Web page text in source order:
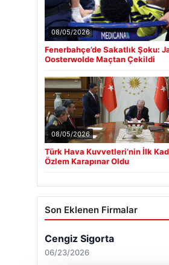
08/05/2026
Fenerbahçe’de Sakatlık Şoku:
Oosterwolde Maçtan Çekildi
08/05/2026
Türk Hava Kuvvetleri’nin İlk
Özlem Karapınar Oldu
Son Eklenen Firmalar
Cengiz Sigorta
06/23/2026